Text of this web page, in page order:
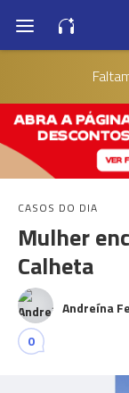
CASOS DO DIA
Mulher
Calheta
Andreína
0